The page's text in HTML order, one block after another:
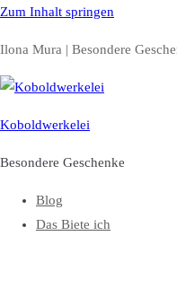
Zum Inhalt springen
Ilona Mura | Besondere
Koboldwerkelei
Besondere Geschenke
Blog
Das Biete ich